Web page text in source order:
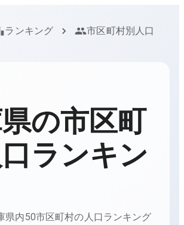
ランキング
市区町村別人口
の市区町
ランキン
県内50市区町村の人口ランキング